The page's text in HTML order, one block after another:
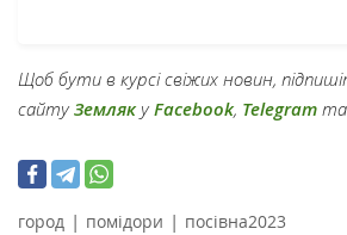
Щоб бути в курсі свіжих новин,
сайтуЗемлякуFacebook, Telegram
город | помідори | посівна2023